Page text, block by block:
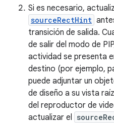
Si es necesario,
sourceRectHint
transición de salida.
de salir del modo de
actividad se presenta
destino (por ejemplo,
puede adjuntar un
de diseño a su vista
del reproductor de
actualizar el